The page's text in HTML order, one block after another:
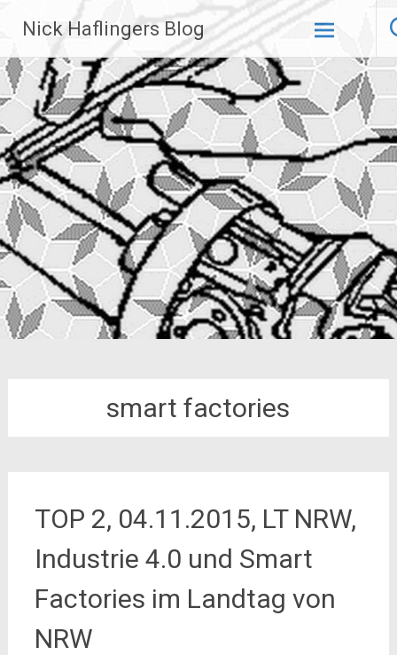
Inhalt
springen
Nick Haflingers Blog
smart factories
TOP 2, 04.11.2015, LT NRW,
Industrie 4.0 und Smart
Factories im Landtag von
NRW